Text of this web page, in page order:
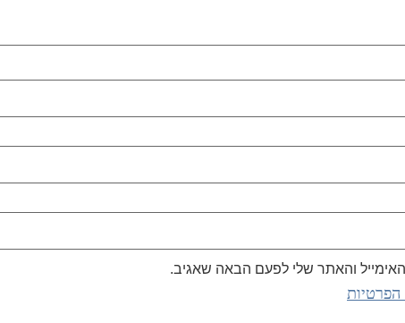
והאתר שלי לפעם הבאה שאגיב.
הפרטיות